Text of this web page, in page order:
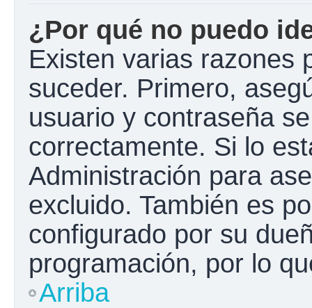
¿Por qué no puedo
Existen varias razones
suceder. Primero,
usuario y contraseña
correctamente. Si lo
Administración para
excluido. También es
configurado por su
programación, por lo
Arriba